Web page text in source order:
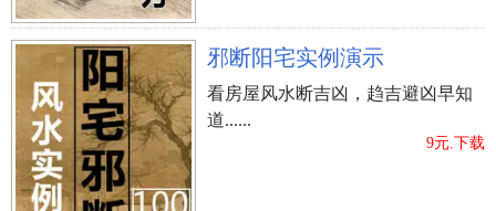
邪断阳宅实例演示
看房屋风水断吉凶，趋吉避凶早知
道......
9元.下载